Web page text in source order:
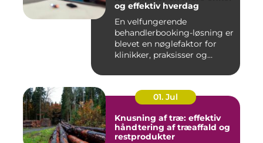
og effektiv hverdag
En velfungerende
behandlerbooking-løsning er
blevet en nøglefaktor for
klinikker, praksisser og
01. Jul
Knusning af træ: effektiv
håndtering af træaffald og
restprodukter